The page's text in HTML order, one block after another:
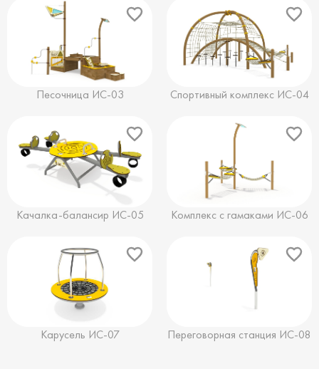
Песочница ИС-03 Спортивный комплекс ИС-04
Качалка-балансир ИС-05 Комплекс с гамаками ИС-06
Карусель ИС-07 Переговорная станция ИС-08